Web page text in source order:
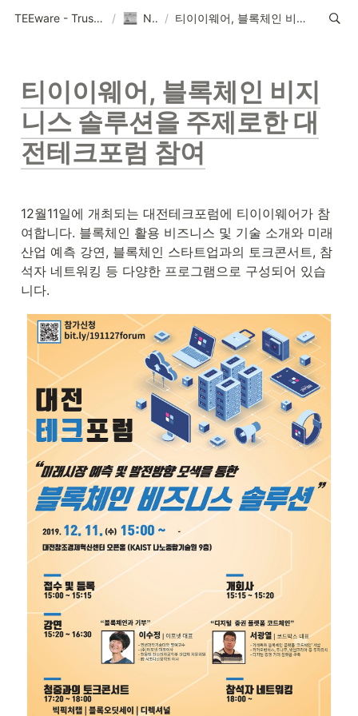
TEEware - Trustworthy Security Solution Provider / News / 티이이웨어, 블록체인 비지니스 솔루션을 주제로한 대전테크포럼 참여
티이이웨어, 블록체인 비지
니스 솔루션을 주제로한 대
전테크포럼 참여
12월11일에 개최되는 대전테크포럼에 티이이웨어가 참
여합니다. 블록체인 활용 비즈니스 및 기술 소개와 미래
산업 예측 강연, 블록체인 스타트업과의 토크콘서트, 참
석자 네트워킹 등 다양한 프로그램으로 구성되어 있습
니다.